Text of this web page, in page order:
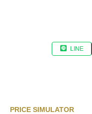
LINE
PRICE SIMULATOR